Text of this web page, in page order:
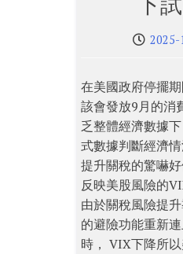
2025-
在美國政府停擺
該會發放9月的消
乏整體經濟數據
式數據判斷經濟
提升關稅的驚嚇
反映美股風險的
由於關稅風險提
的避險功能重新
時， VIX下降所